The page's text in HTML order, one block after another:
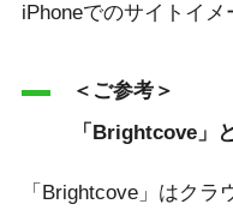
iPhoneでのサイトイメ
＜ご参考＞
「Brightcove」
「Brightcove」はク